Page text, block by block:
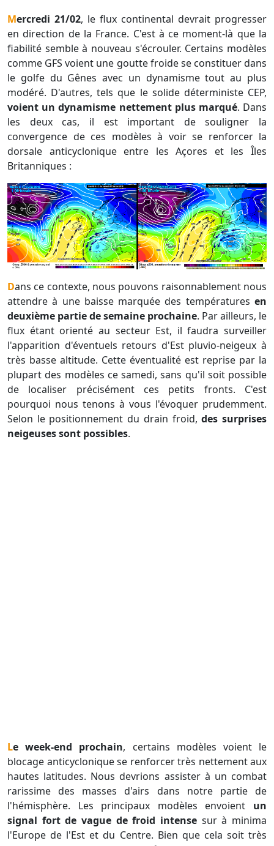
Mercredi 21/02, le flux continental devrait progresser
en direction de la France. C'est à ce moment-là que la
fiabilité semble à nouveau s'écrouler. Certains modèles
comme GFS voient une goutte froide se constituer dans
le golfe du Gênes avec un dynamisme tout au plus
modéré. D'autres, tels que le solide déterministe CEP,
voient un dynamisme nettement plus marqué. Dans
les deux cas, il est important de souligner la
convergence de ces modèles à voir se renforcer la
dorsale anticyclonique entre les Açores et les Îles
Britanniques :
Dans ce contexte, nous pouvons raisonnablement nous
attendre à une baisse marquée des températures en
deuxième partie de semaine prochaine. Par ailleurs, le
flux étant orienté au secteur Est, il faudra surveiller
l'apparition d'éventuels retours d'Est pluvio-neigeux à
très basse altitude. Cette éventualité est reprise par la
plupart des modèles ce samedi, sans qu'il soit possible
de localiser précisément ces petits fronts. C'est
pourquoi nous tenons à vous l'évoquer prudemment.
Selon le positionnement du drain froid,des surprises
neigeuses sont possibles.
Le week-end prochain, certains modèles voient le
blocage anticyclonique se renforcer très nettement aux
hautes latitudes. Nous devrions assister à un combat
rarissime des masses d'airs dans notre partie de
l'hémisphère. Les principaux modèles envoient un
signal fort de vague de froid intense sur à minima
l'Europe de l'Est et du Centre. Bien que cela soit très